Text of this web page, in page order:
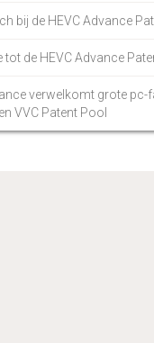
bij de HEVC Advance
tot de HEVC Advance
verwelkomt grote pc-
VVC Patent Pool